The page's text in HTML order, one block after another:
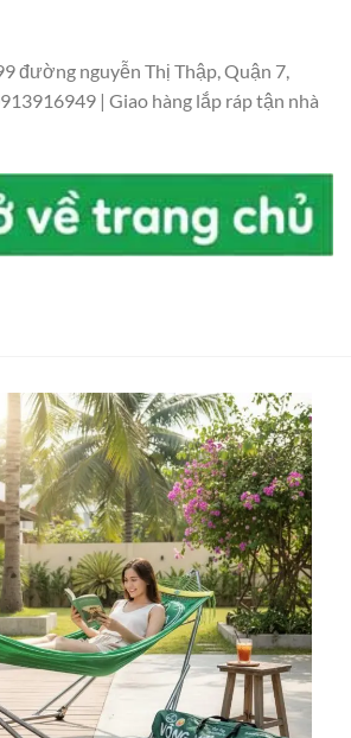
đường nguyễn Thị Thập, Quận 7,
| Giao hàng lắp ráp tận nhà